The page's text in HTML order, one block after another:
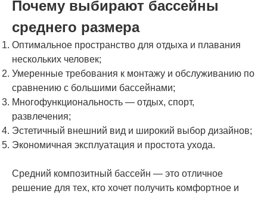
Почему выбирают бассейны
среднего размера
Оптимальное пространство для отдыха и плавания
нескольких человек;
Умеренные требования к монтажу и обслуживанию по
сравнению с большими бассейнами;
Многофункциональность — отдых, спорт,
развлечения;
Эстетичный внешний вид и широкий выбор дизайнов;
Экономичная эксплуатация и простота ухода.
Средний композитный бассейн — это отличное
решение для тех, кто хочет получить комфортное и